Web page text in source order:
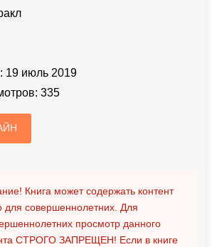
19 июль 2019
335
Книга может содержать контент
для совершеннолетних. Для
просмотр данного
СТРОГО ЗАПРЕЩЕН! Если в книге